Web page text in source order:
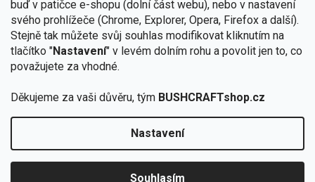
buď v patičce e-shopu (dolní část webu), nebo v nastavení
svého prohlížeče (Chrome, Explorer, Opera, Firefox a další).
Stejně tak můžete svůj souhlas modifikovat kliknutím na
tlačítko "Nastavení" v levém dolním rohu a povolit jen to, co
považujete za vhodné.
Děkujeme za vaši důvěru, tým BUSHCRAFTshop.cz
Nastavení
Souhlasím
zapojte se do slosování o kurz s
podmínkami ochrany osobních údajů
Copyright 2026BUSHCRAFTshop.cz. Všechna práva
vyhrazena.Upravit nastavení cookies